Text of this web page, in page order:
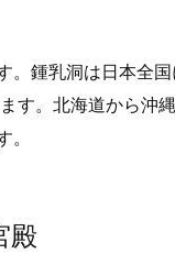
。鍾乳洞は日本全
。北海道から沖
殿